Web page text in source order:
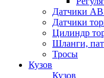
Датчики
Датчики
Цилиндр
Шланги,
Тросы
Кузов
Кузов